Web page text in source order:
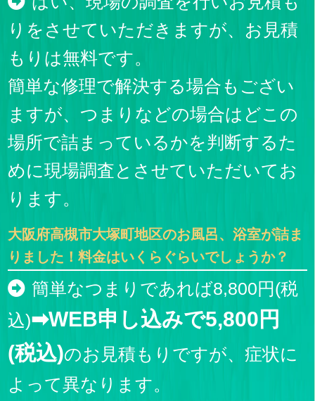
りをさせていただきますが、お見積
もりは無料です。
簡単な修理で解決する場合もござい
ますが、つまりなどの場合はどこの
場所で詰まっているかを判断するた
めに現場調査とさせていただいてお
ります。
大阪府高槻市大塚町地区のお風呂、浴室が詰ま
りました！料金はいくらぐらいでしょうか？
簡単なつまりであれば8,800円(税
込)➡WEB申し込みで5,800円
(税込)のお見積もりですが、症状に
よって異なります。